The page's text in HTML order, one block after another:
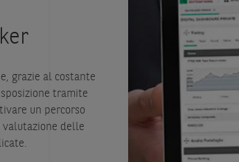
grazie al costante
tramite
un percorso
delle